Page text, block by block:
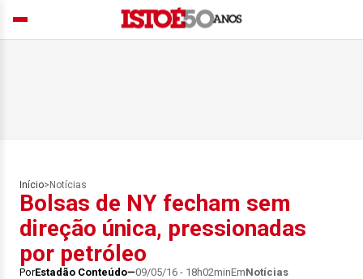
Início> Notícias
Bolsas de NY fecham sem
direção única, pressionadas
por petróleo
PorEstadão Conteúdo 09/05/16 - 18h02minEmNotícias